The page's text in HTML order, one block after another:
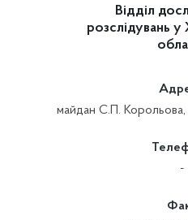
Відділ
розслідувань
майдан С.П.
-